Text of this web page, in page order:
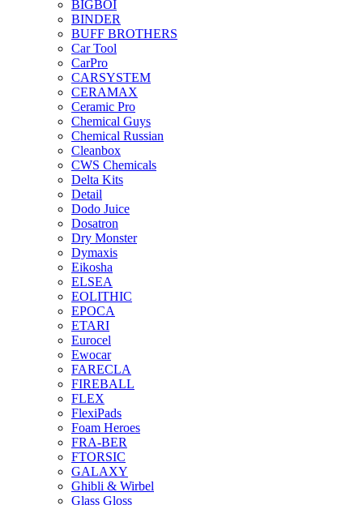
BIGBOI
BINDER
BUFF BROTHERS
Car Tool
CarPro
CARSYSTEM
CERAMAX
Ceramic Pro
Chemical Guys
Chemical Russian
Cleanbox
CWS Chemicals
Delta Kits
Detail
Dodo Juice
Dosatron
Dry Monster
Dymaxis
Eikosha
ELSEA
EOLITHIC
EPOCA
ETARI
Eurocel
Ewocar
FARECLA
FIREBALL
FLEX
FlexiPads
Foam Heroes
FRA-BER
FTORSIC
GALAXY
Ghibli & Wirbel
Glass Gloss